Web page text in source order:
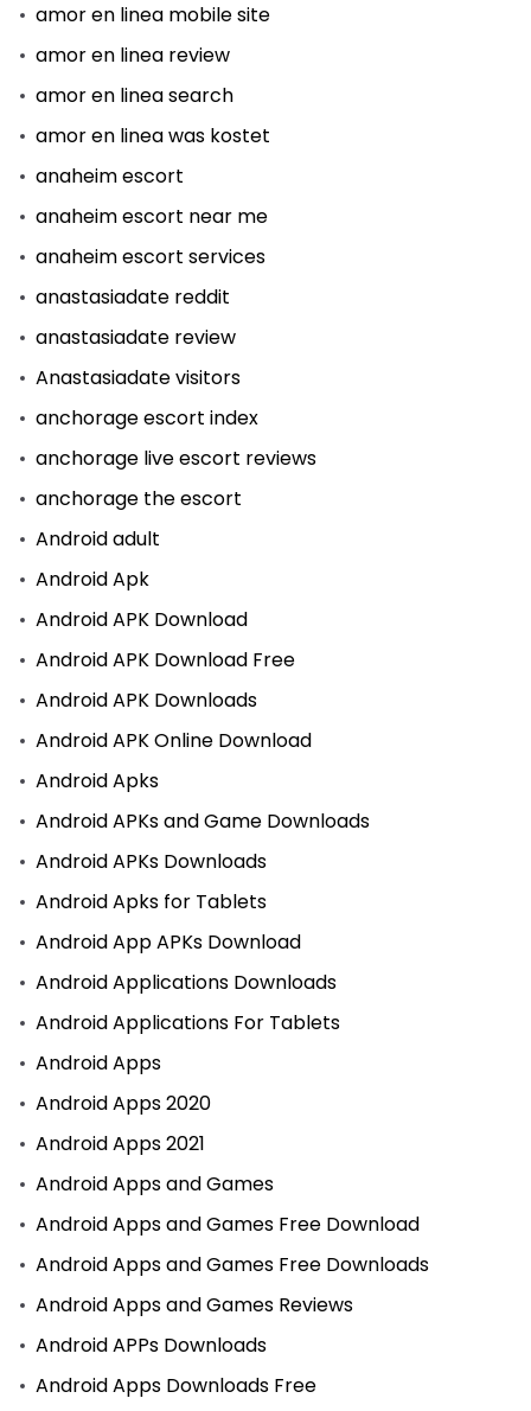
amor en linea mobile site
amor en linea review
amor en linea search
amor en linea was kostet
anaheim escort
anaheim escort near me
anaheim escort services
anastasiadate reddit
anastasiadate review
Anastasiadate visitors
anchorage escort index
anchorage live escort reviews
anchorage the escort
Android adult
Android Apk
Android APK Download
Android APK Download Free
Android APK Downloads
Android APK Online Download
Android Apks
Android APKs and Game Downloads
Android APKs Downloads
Android Apks for Tablets
Android App APKs Download
Android Applications Downloads
Android Applications For Tablets
Android Apps
Android Apps 2020
Android Apps 2021
Android Apps and Games
Android Apps and Games Free Download
Android Apps and Games Free Downloads
Android Apps and Games Reviews
Android APPs Downloads
Android Apps Downloads Free